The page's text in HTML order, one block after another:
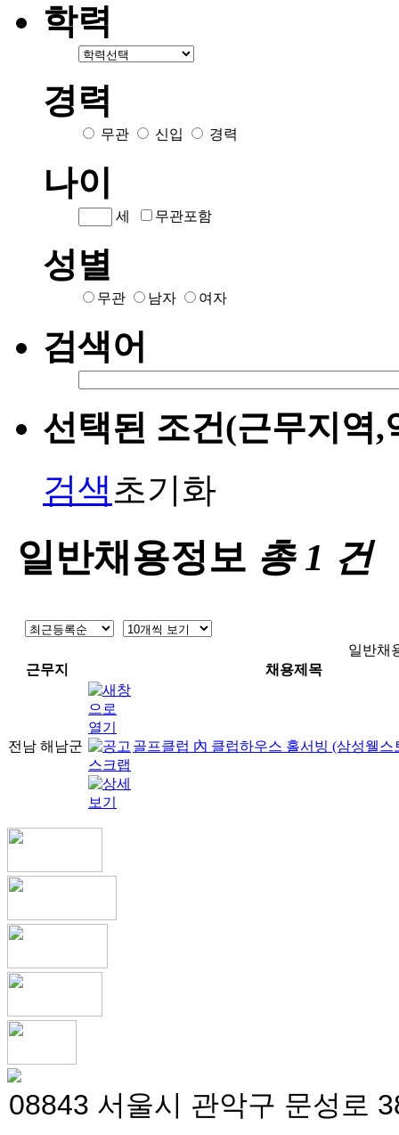
학력
경력
무관 신입 경력
나이
세 무관포함
성별
무관 남자 여자
검색어
선택된 조건(근무지역,
검색초기화
일반채용정보 총 1 건
일반채
근무지
채용제목
전남 해남군 골프클럽 內 클럽하우스 홀서빙 (삼성웰
08843 서울시 관악구 문성로